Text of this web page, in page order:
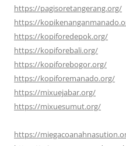
https://pagisoretangerang.org/
https://
https://kopiforedepok.org/
https://kopiforebali.org/
https://kopiforebogor.org/
https://kopiforemanado.org/
https://mixuejabar.org/
https://mixuesumut.org/
https://